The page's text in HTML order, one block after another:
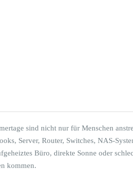
n
o
m
m
sind nicht nur für Menschen
Server, Router, Switches, NAS-
Büro, direkte Sonne oder
kommen.